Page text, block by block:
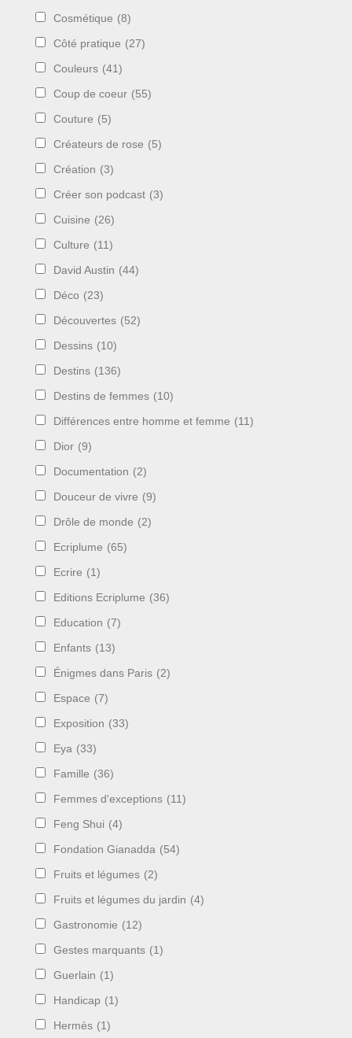
Cosmétique (8)
Côté pratique (27)
Couleurs (41)
Coup de coeur (55)
Couture (5)
Créateurs de rose (5)
Création (3)
Créer son podcast (3)
Cuisine (26)
Culture (11)
David Austin (44)
Déco (23)
Découvertes (52)
Dessins (10)
Destins (136)
Destins de femmes (10)
Différences entre homme et femme (11)
Dior (9)
Documentation (2)
Douceur de vivre (9)
Drôle de monde (2)
Ecriplume (65)
Ecrire (1)
Editions Ecriplume (36)
Education (7)
Enfants (13)
Énigmes dans Paris (2)
Espace (7)
Exposition (33)
Eya (33)
Famille (36)
Femmes d'exceptions (11)
Feng Shui (4)
Fondation Gianadda (54)
Fruits et légumes (2)
Fruits et légumes du jardin (4)
Gastronomie (12)
Gestes marquants (1)
Guerlain (1)
Handicap (1)
Hermès (1)